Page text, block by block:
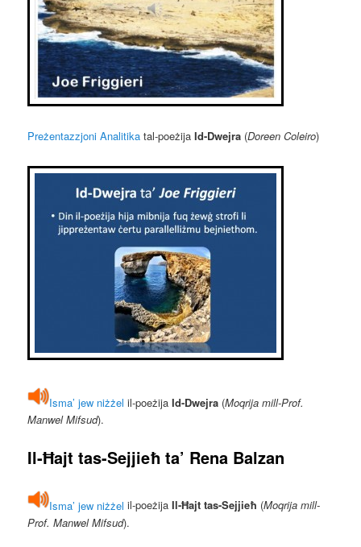
Preżentazzjoni Analitika tal-poeżija Id-Dwejra (Doreen Coleiro)
Isma’ jew niżżel il-poeżijaId-Dwejra (Moqrija mill-Prof.
Manwel Mifsud).
Il-Ħajt tas-Sejjieħta’ Rena Balzan
Isma’ jew niżżel il-poeżijaIl-Ħajt tas-Sejjieħ (Moqrija mill-
Prof. Manwel Mifsud).